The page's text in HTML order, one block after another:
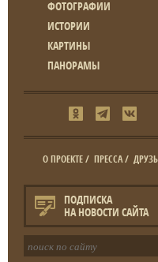
ФОТОГРАФИИ
ИСТОРИИ
КАРТИНЫ
ПАНОРАМЫ
О ПРОЕКТЕ/ ПРЕССА/
ПОДПИСКА
НА НОВОСТИ САЙТА